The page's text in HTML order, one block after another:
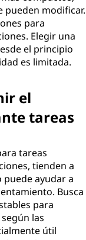
pueden modificar.
para
Elegir una
el principio
es limitada.
el
tareas
tareas
tienden a
puede ayudar a
Busca
para
las
útil